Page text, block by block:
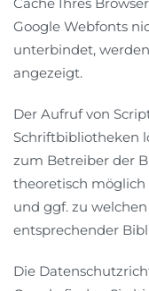
Google Webfonts
unterbindet,
angezeigt.
Der Aufruf von
Schriftbibliotheken
zum Betreiber der
theoretisch
und ggf. zu
entsprechender
Die